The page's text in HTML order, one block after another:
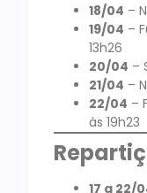
18/04 –
19/04 –
13h26
20/04 –
21/04 –
22/04 –
às 19h23
17 a 22/